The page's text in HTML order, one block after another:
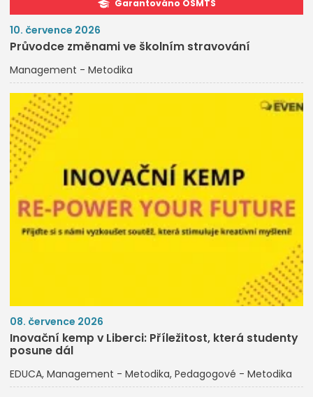
Garantováno OŠMTS
10. července 2026
Průvodce změnami ve školním stravování
Management - Metodika
08. července 2026
Inovační kemp v Liberci: Příležitost, která studenty
posune dál
EDUCA Management - Metodika Pedagogové - Metodika